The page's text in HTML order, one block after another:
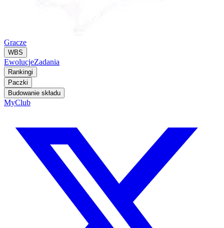
Gracze
WBS
EwolucjeZadania
Rankingi
Paczki
Budowanie składu
MyClub